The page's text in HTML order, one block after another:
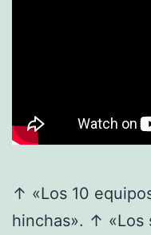
↑ «Los 10
hinchas». ↑ «Los